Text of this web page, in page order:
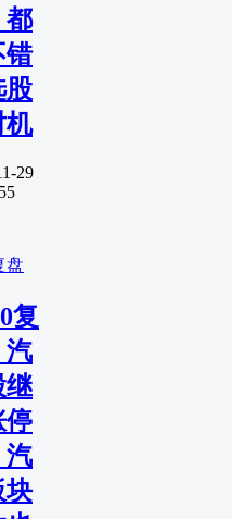
都
错
股
机
29
盘
复
汽
继
停
汽
块